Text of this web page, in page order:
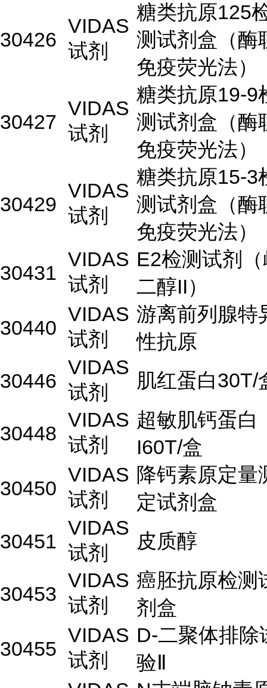
30426
VIDAS
试剂
糖类抗原125
测试剂盒（酶
免疫荧光法）
30427
VIDAS
试剂
糖类抗原19-9
测试剂盒（酶
免疫荧光法）
30429
VIDAS
试剂
糖类抗原15-3
测试剂盒（酶
免疫荧光法）
30431
VIDAS
试剂
E2检测试剂
二醇II）
30440
VIDAS
试剂
游离前列腺特
性抗原
30446
VIDAS
试剂
肌红蛋白30T/
30448
VIDAS
试剂
超敏肌钙蛋白
I60T/盒
30450
VIDAS
试剂
降钙素原定量
定试剂盒
30451
VIDAS
试剂
皮质醇
30453
VIDAS
试剂
癌胚抗原检测
剂盒
30455
VIDAS
试剂
D-二聚体排除
验Ⅱ